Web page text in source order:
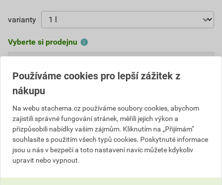
varianty
Vyberte si prodejnu
73,51 Kč
73,51 Kčza ks
Cena bez DPH
60,75 Kč za ks
ks Do košíku
Do košíku přidáte
(60,75Kčbez DPH).
Používáme cookies pro lepší zážitek z
nákupu
Na webu stachema.cz používáme soubory cookies, abychom
zajistili správné fungování stránek, měřili jejich výkon a
přizpůsobili nabídky vašim zájmům. Kliknutím na „Přijímám“
souhlasíte s použitím všech typů cookies. Poskytnuté informace
jsou u nás v bezpečí a toto nastavení navíc můžete kdykoliv
upravit nebo vypnout.